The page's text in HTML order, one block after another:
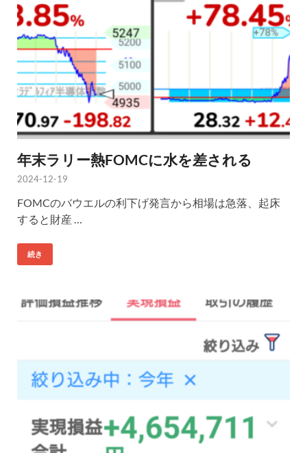
年末ラリー熱FOMCに水を差される
2024-12-19
FOMCのバウエルの利下げ発言から相場は急落、起床
すると財産 …
続き